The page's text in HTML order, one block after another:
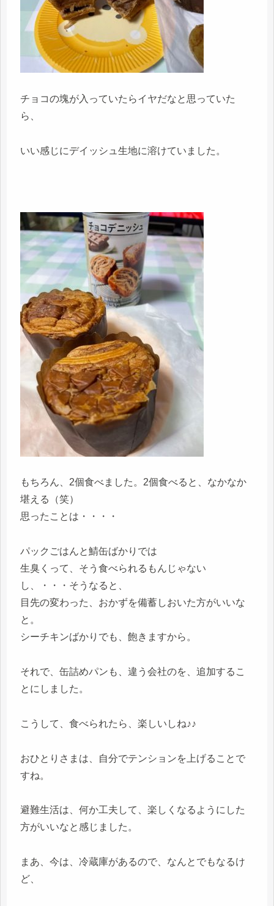
チョコの塊が入っていたらイヤだなと思っていた
ら、
いい感じにデイッシュ生地に溶けていました。
もちろん、2個食べました。2個食べると、なかなか
堪える（笑）
思ったことは・・・・
パックごはんと鯖缶ばかりでは
生臭くって、そう食べられるもんじゃない
し、・・・そうなると、
目先の変わった、おかずを備蓄しおいた方がいいな
と。
シーチキンばかりでも、飽きますから。
それで、缶詰めパンも、違う会社のを、追加するこ
とにしました。
こうして、食べられたら、楽しいしね♪♪
おひとりさまは、自分でテンションを上げることで
すね。
避難生活は、何か工夫して、楽しくなるようにした
方がいいなと感じました。
まあ、今は、冷蔵庫があるので、なんとでもなるけ
ど、